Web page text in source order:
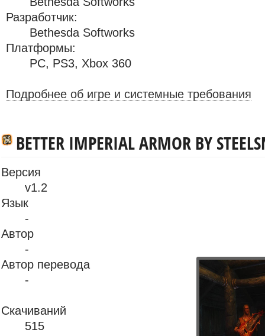
Разработчик:
Bethesda Softworks
Платформы:
PC, PS3, Xbox 360
Подробнее об игре и системные требования
BETTER IMPERIAL ARMOR BY
Версия
v1.2
Язык
-
Автор
-
Автор перевода
-
Скачиваний
515